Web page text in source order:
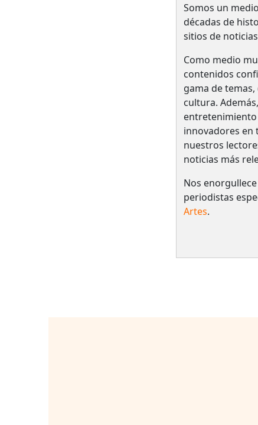
Somos un
décadas de
sitios de
Como medio
contenidos
gama de
cultura.
innovadores en
nuestros
noticias más
Nos
periodistas
Artes.